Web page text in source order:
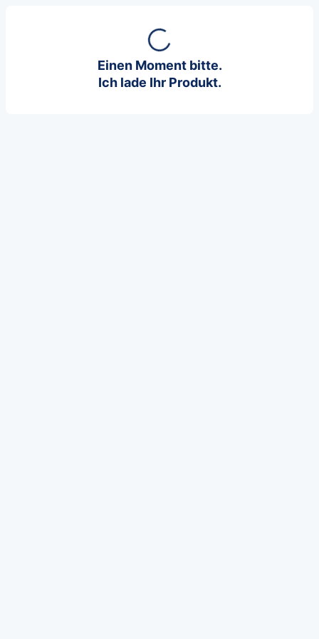
Einen Moment bitte.
Ich lade Ihr Produkt.